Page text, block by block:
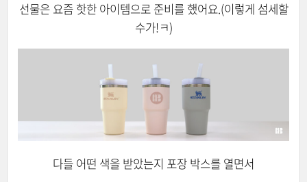
선물은 요즘 핫한 아이템으로 준비를 했어요.(이렇게 섬세할
수가!ㅋ)
다들 어떤 색을 받았는지 포장 박스를 열면서